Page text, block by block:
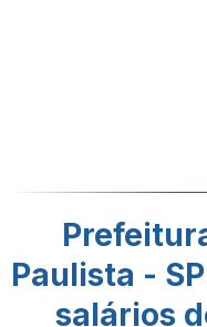
Paulista -
salários